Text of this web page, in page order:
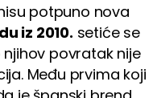
potpuno nova
iz 2010. setiće se
povratak nije
Među prvima koji